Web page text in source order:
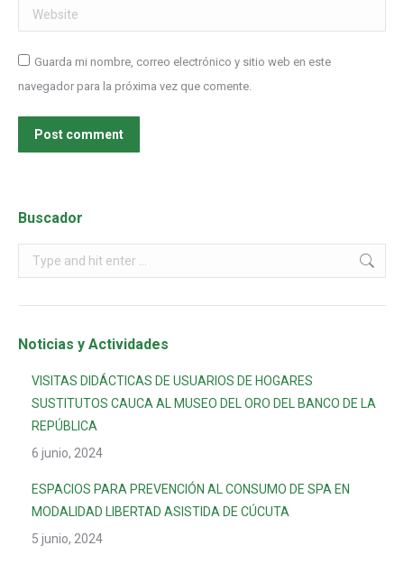
Website
Guarda mi nombre, correo electrónico y sitio web en este
navegador para la próxima vez que comente.
Post comment
Buscador
Noticias y Actividades
VISITAS DIDÁCTICAS DE USUARIOS DE HOGARES
SUSTITUTOS CAUCA AL MUSEO DEL ORO DEL BANCO DE LA
REPÚBLICA
6 junio, 2024
ESPACIOS PARA PREVENCIÓN AL CONSUMO DE SPA EN
MODALIDAD LIBERTAD ASISTIDA DE CÚCUTA
5 junio, 2024